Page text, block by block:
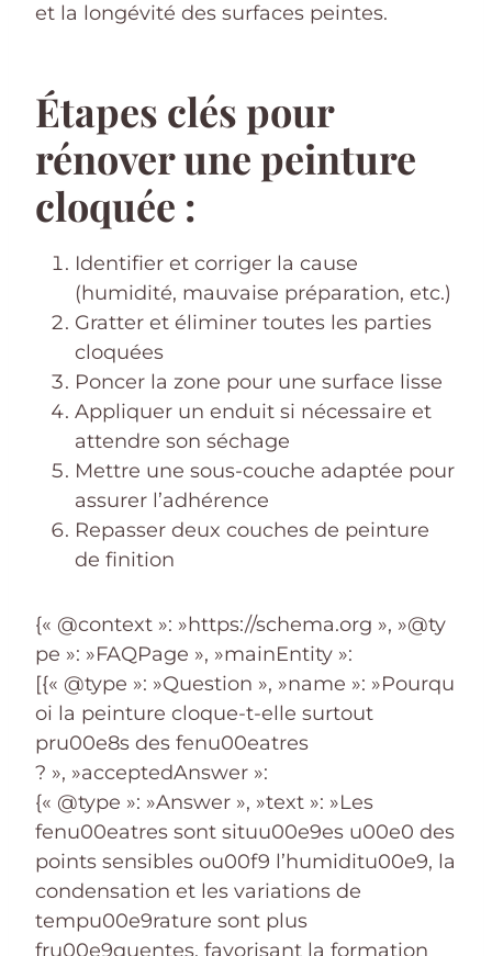
et la longévité des surfaces peintes.
Étapes clés pour
rénover une peinture
cloquée :
Identifier et corriger la cause
(humidité, mauvaise préparation, etc.)
Gratter et éliminer toutes les parties
cloquées
Poncer la zone pour une surface lisse
Appliquer un enduit si nécessaire et
attendre son séchage
Mettre une sous-couche adaptée pour
assurer l’adhérence
Repasser deux couches de peinture
de finition
{« @context »: »https://schema.org », »@ty
pe »: »FAQPage », »mainEntity »:
[{« @type »: »Question », »name »: »Pourqu
oi la peinture cloque-t-elle surtout
pru00e8s des fenu00eatres
? », »acceptedAnswer »:
{« @type »: »Answer », »text »: »Les
fenu00eatres sont situu00e9es u00e0 des
points sensibles ou00f9 l’humiditu00e9, la
condensation et les variations de
tempu00e9rature sont plus
fru00e9quentes, favorisant la formation